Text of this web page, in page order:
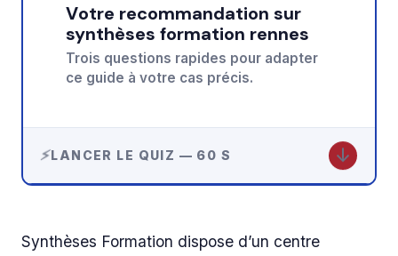
Votre recommandation sur
synthèses formation rennes
Trois questions rapides pour adapter
ce guide à votre cas précis.
LANCER LE QUIZ — 60 S ↓
Synthèses Formation dispose d’un centre